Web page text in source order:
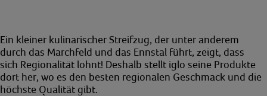
Ein kleiner kulinarischer Streifzug, der unter anderem
durch das Marchfeld und das Ennstal führt, zeigt, dass
sich Regionalität lohnt! Deshalb stellt iglo seine Produkte
dort her, wo es den besten regionalen Geschmack und die
höchste Qualität gibt.